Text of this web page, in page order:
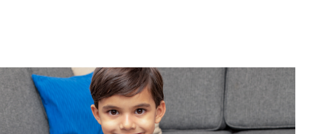
Kontakt
Masz pytania? Potrzebujesz oferty hurtowej na większe ilości?
Zapraszamy do kontaktu.